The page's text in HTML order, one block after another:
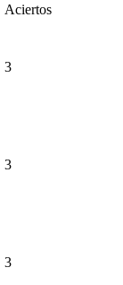
Aciertos
3
3
3